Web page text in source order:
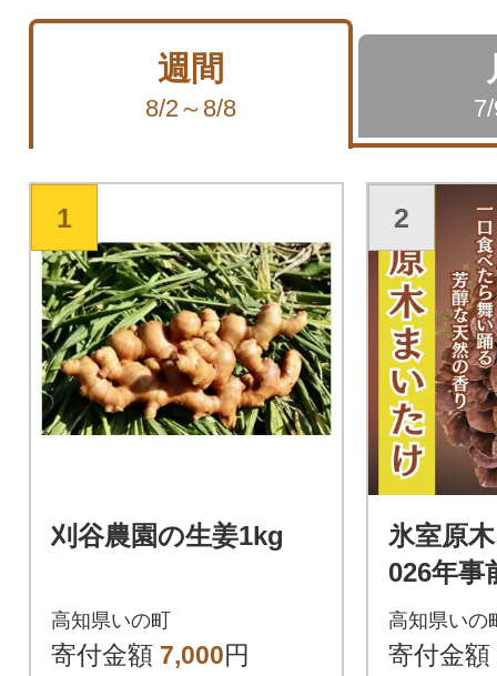
週間
8/2～8/8
1
刈谷農園の生姜1kg
高知県いの町
寄付金額 7,000円
2
氷室原
026年事
高知県いの
寄付金額